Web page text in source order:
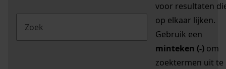
voor resultaten
op elkaar lijken.
Gebruik een
minteken (-) om
zoektermen uit te